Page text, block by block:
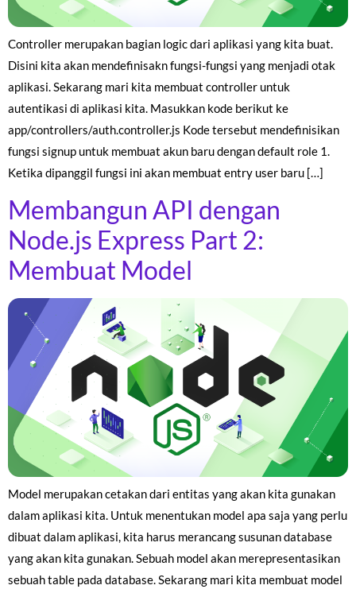
Controller merupakan bagian logic dari aplikasi yang kita buat.
Disini kita akan mendefinisakn fungsi-fungsi yang menjadi otak
aplikasi. Sekarang mari kita membuat controller untuk
autentikasi di aplikasi kita. Masukkan kode berikut ke
app/controllers/auth.controller.js Kode tersebut mendefinisikan
fungsi signup untuk membuat akun baru dengan default role 1.
Ketika dipanggil fungsi ini akan membuat entry user baru […]
Membangun API dengan
Node.js Express Part 2:
Membuat Model
Model merupakan cetakan dari entitas yang akan kita gunakan
dalam aplikasi kita. Untuk menentukan model apa saja yang perlu
dibuat dalam aplikasi, kita harus merancang susunan database
yang akan kita gunakan. Sebuah model akan merepresentasikan
sebuah table pada database. Sekarang mari kita membuat model